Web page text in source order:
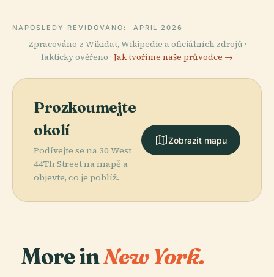
NAPOSLEDY REVIDOVÁNO: APRIL 2026
Zpracováno z Wikidat, Wikipedie a oficiálních zdrojů ·
fakticky ověřeno · Jak tvoříme naše průvodce →
Prozkoumejte
okolí
Podívejte se na 30 West
44Th Street na mapě a
objevte, co je poblíž.
Zobrazit mapu
More inNew York.